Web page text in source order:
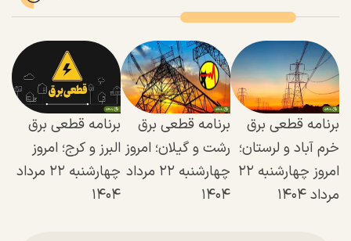
برنامه قطعی برق
خرم آباد و لرستان؛
امروز چهارشنبه ۲۲
مرداد ۱۴۰۴
برنامه قطعی برق
رشت و گیلان؛ امروز
چهارشنبه ۲۲ مرداد
۱۴۰۴
برنامه قطعی برق
البرز و کرج؛ امروز
چهارشنبه ۲۲ مرداد
۱۴۰۴